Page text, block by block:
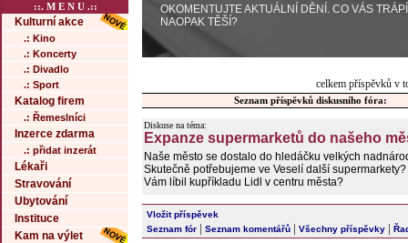
::. M E N U .::
Kulturní akce
.: Kino
.: Koncerty
.: Divadlo
.: Sport
Katalog firem
.: Řemeslníci
Inzerce zdarma
.: přidat inzerát
Lékaři
Stravování
Ubytování
Instituce
Kam na výlet
OKOMENTUJTE AKTUÁLNÍ DĚNÍ. CO VÁS
NAOPAK TĚŠÍ?
celkem příspěvků v
Seznam příspěvků diskusního fóra:
Diskuse na téma:
Expanze supermarketů do našeho
Naše město se dostalo do hledáčku velkých
Skutečně potřebujeme ve Veselí další
Vám líbil kupříkladu Lidl v centru města?
Vložit příspěvek
Seznam fór | Seznam komentářů | Všechny příspěvky |